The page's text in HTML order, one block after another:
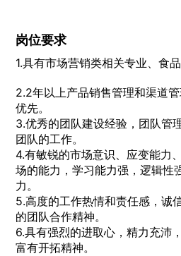
岗位要求
1.具有市场营销类相关专业、食
2.2年以上产品销售管理和渠道
优先。
3.优秀的团队建设经验，团队管
团队的工作。
4.有敏锐的市场意识、应变能力
场的能力，学习能力强，逻辑性
力。
5.高度的工作热情和责任感，诚
的团队合作精神。
6.具有强烈的进取心，精力充沛
富有开拓精神。